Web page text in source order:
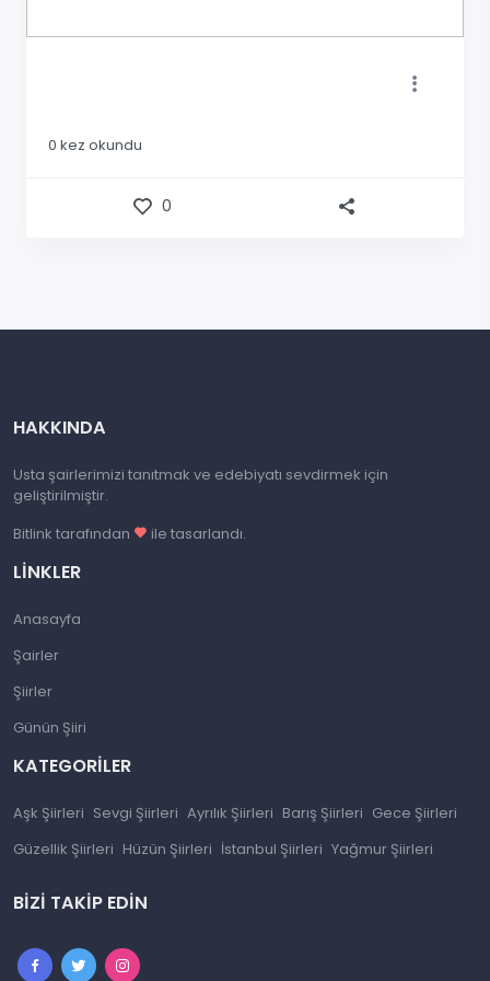
0 kez okundu
0
HAKKINDA
Usta şairlerimizi tanıtmak ve edebiyatı sevdirmek için
geliştirilmiştir.
Bitlink tarafından
ile tasarlandı.
LINKLER
Anasayfa
Şairler
Şiirler
Günün Şiiri
KATEGORILER
Aşk Şiirleri Sevgi Şiirleri Ayrılık Şiirleri Barış Şiirleri Gece Şiirleri
Güzellik Şiirleri Hüzün Şiirleri İstanbul Şiirleri Yağmur Şiirleri
BIZI TAKIP EDIN